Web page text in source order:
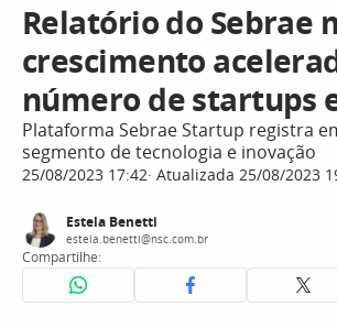
Relatório do Sebrae
crescimento
número de startups
Plataforma Sebrae Startup registra
segmento de tecnologia e inovação
25/08/2023 17:42 Atualizada 25/08/2023
Estela Benetti
estela.benetti@nsc.com.br
Compartilhe: